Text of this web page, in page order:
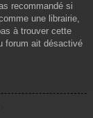
recommandé si
une librairie,
à trouver cette
forum ait désactivé